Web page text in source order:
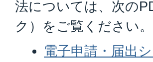
法については、次の
ク）をご覧ください。
電子申請・届出